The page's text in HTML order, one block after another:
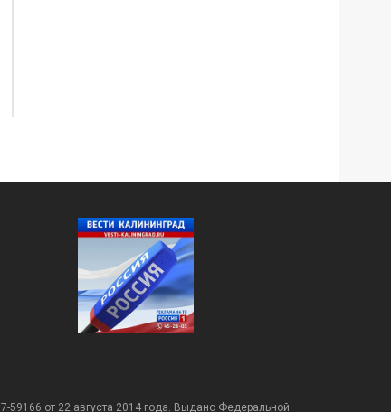
59166 от 22 августа 2014 года. Выдано Федеральной